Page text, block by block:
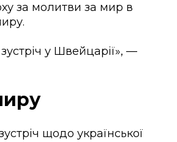
за молитви за мир в
у Швейцарії», —
щодо української